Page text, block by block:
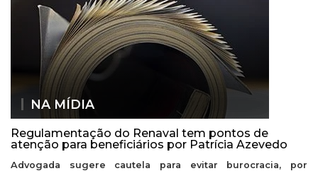
NA MÍDIA
Regulamentação do Renaval tem pontos de
atenção para beneficiários por Patrícia Azevedo
Advogada sugere cautela para evitar burocracia, por